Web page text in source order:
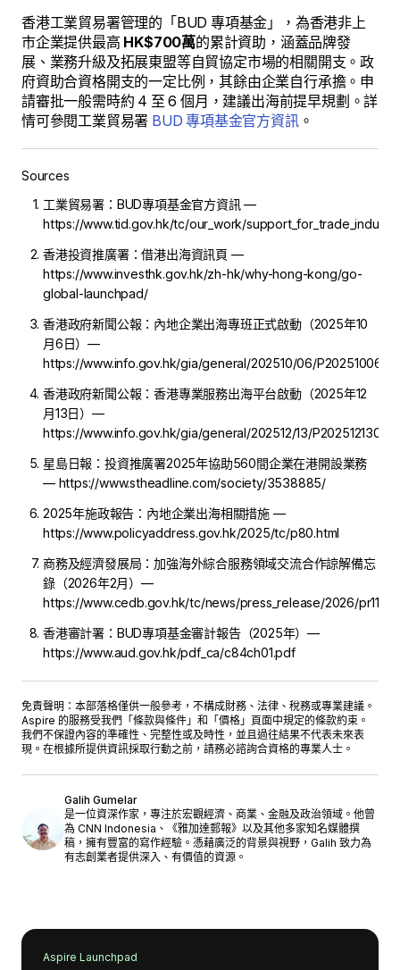
香港工業貿易署管理的「BUD 專項基金」，為香港非上
市企業提供最高 HK$700萬的累計資助，涵蓋品牌發
展、業務升級及拓展東盟等自貿協定市場的相關開支。政
府資助合資格開支的一定比例，其餘由企業自行承擔。申
請審批一般需時約 4 至 6 個月，建議出海前提早規劃。詳
情可參閱工業貿易署 BUD 專項基金官方資訊。
Sources
工業貿易署：BUD專項基金官方資訊 —
https://www.tid.gov.hk/tc/our_work/
香港投資推廣署：借港出海資訊頁 —
https://www.investhk.gov.hk/zh-hk/why-hong-kong/go-
global-launchpad/
香港政府新聞公報：內地企業出海專班正式啟動（2025年10
月6日）—
https://www.info.gov.hk/gia/general/202510/06/
香港政府新聞公報：香港專業服務出海平台啟動（2025年12
月13日）—
https://www.info.gov.hk/gia/general/202512/13/
星島日報：投資推廣署2025年協助560間企業在港開設業務
— https://www.stheadline.com/society/3538885/
2025年施政報告：內地企業出海相關措施 —
https://www.policyaddress.gov.hk/2025/tc/p80.html
商務及經濟發展局：加強海外綜合服務領域交流合作諒解備忘
錄（2026年2月）—
https://www.cedb.gov.hk/tc/news/press_release/2026/
香港審計署：BUD專項基金審計報告（2025年）—
https://www.aud.gov.hk/pdf_ca/c84ch01.pdf
免責聲明：本部落格僅供一般參考，不構成財務、法律、稅務或專業建議。
Aspire 的服務受我們「 條款與條件 」和「 價格 」頁面中規定的條款約束。
我們不保證內容的準確性、完整性或及時性，並且過往結果不代表未來表
現。在根據所提供資訊採取行動之前，請務必諮詢合資格的專業人士。
Galih Gumelar
是一位資深作家，專注於宏觀經濟、商業、金融及政治領域。他曾
為 CNN Indonesia、《雅加達郵報》以及其他多家知名媒體撰
稿，擁有豐富的寫作經驗。憑藉廣泛的背景與視野，Galih 致力為
有志創業者提供深入、有價值的資源。
Aspire Launchpad